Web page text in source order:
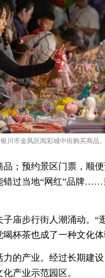
川市金凤区阅彩城中街购买商品
；预约景区门票，顺
错过当地“网红”品牌
庙步行街人潮涌动。“
杯茶也成了一种文化体
的产业。经过长期建
产业示范园区。